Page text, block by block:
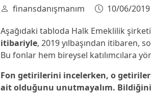
finansdanışmanım
10/06/2019
Aşağıdaki tabloda Halk Emeklilik
itibariyle, 2019 yılbaşından itibaren,
Bu fonlar hem bireysel katılımcılara
Fon getirilerini incelerken, o
ait olduğunu unutmayalım.